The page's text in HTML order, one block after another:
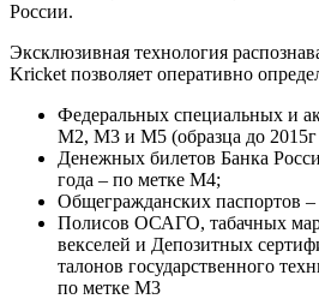
России.
Эксклюзивная технология
Kricket позволяет оперативно
Федеральных специальных и
М2, М3 и М5 (образца до 2015г
Денежных билетов Банка
года – по метке М4;
Общегражданских паспортов
Полисов ОСАГО, табачных
векселей и Депозитных
талонов государственного
по метке М3